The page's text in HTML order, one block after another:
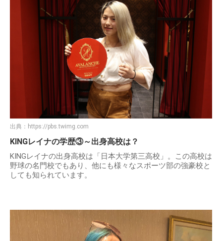
出典： https://pbs.twimg.com
KINGレイナの学歴③～出身高校は？
KINGレイナの出身高校は「日本大学第三高校」。この高校は
野球の名門校でもあり、他にも様々なスポーツ部の強豪校と
しても知られています。